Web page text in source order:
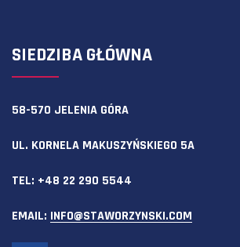
SIEDZIBA GŁÓWNA
58-570 JELENIA GÓRA
UL. KORNELA MAKUSZYŃSKIEGO 5A
TEL: +48 22 290 5544
EMAIL: INFO@STAWORZYNSKI.COM